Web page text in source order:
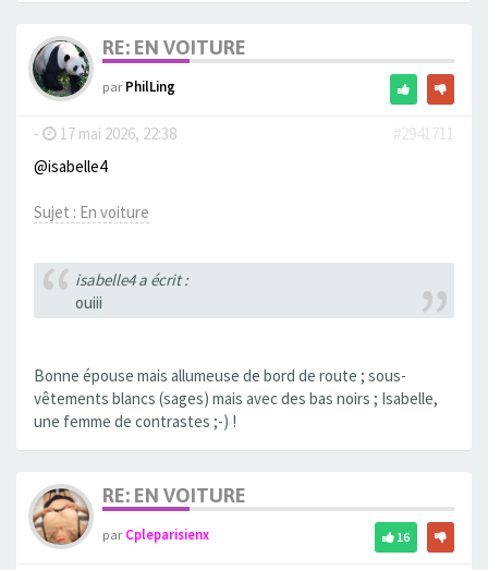
RE: EN VOITURE
parPhilLing
- 17 mai 2026, 22:38
#2941711
@isabelle4
Sujet : En voiture
isabelle4 a écrit :
ouiii
Bonne épouse mais allumeuse de bord de route ; sous-
vêtements blancs (sages) mais avec des bas noirs ; Isabelle,
une femme de contrastes ;-) !
RE: EN VOITURE
parCpleparisienx 16